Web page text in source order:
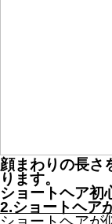
顔まわりの長さ
ります。
ショートヘア初
2.ショートヘア